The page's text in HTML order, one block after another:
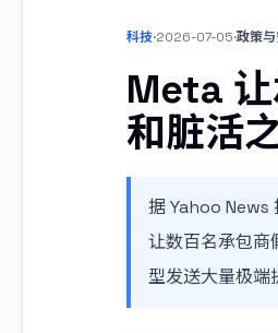
科技·2026-07-05·政策
Meta
和脏活
据 Yahoo News
让数百名承包商
型发送大量极端